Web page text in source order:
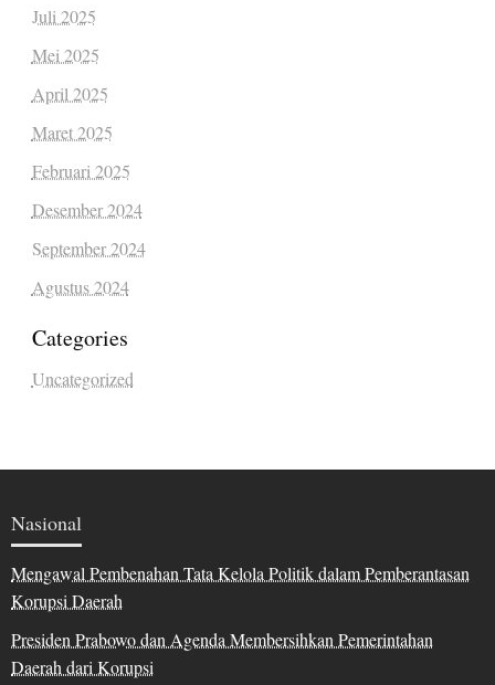
Juli 2025
Mei 2025
April 2025
Maret 2025
Februari 2025
Desember 2024
September 2024
Agustus 2024
Categories
Uncategorized
Nasional
Mengawal Pembenahan Tata Kelola Politik dalam Pemberantasan
Korupsi Daerah
Presiden Prabowo dan Agenda Membersihkan Pemerintahan
Daerah dari Korupsi